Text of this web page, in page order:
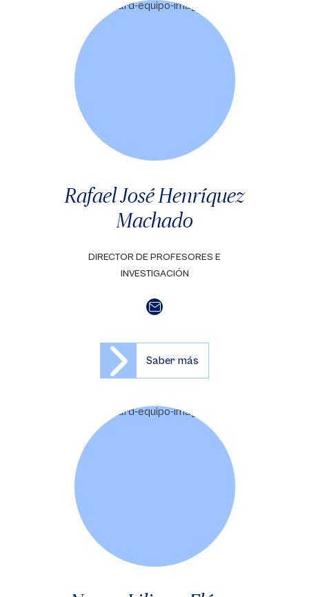
Rafael José Henríquez
Machado
DIRECTOR DE PROFESORES E
INVESTIGACIÓN
Saber más